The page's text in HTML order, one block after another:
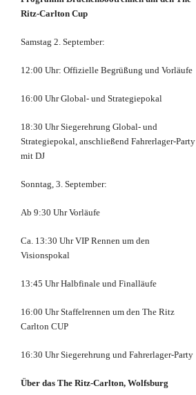
Ritz-Carlton Cup
Samstag 2. September:
12:00 Uhr: Offizielle Begrüßung und Vorläufe
16:00 Uhr Global- und Strategiepokal
18:30 Uhr Siegerehrung Global- und
Strategiepokal, anschließend Fahrerlager-Party
mit DJ
Sonntag, 3. September:
Ab 9:30 Uhr Vorläufe
Ca. 13:30 Uhr VIP Rennen um den
Visionspokal
13:45 Uhr Halbfinale und Finalläufe
16:00 Uhr Staffelrennen um den The Ritz
Carlton CUP
16:30 Uhr Siegerehrung und Fahrerlager-Party
Über das The Ritz-Carlton, Wolfsburg